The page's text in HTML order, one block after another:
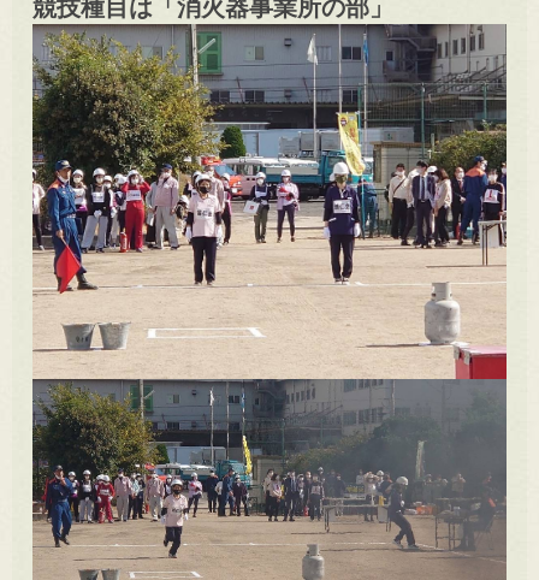
競技種目は「消火器事業所の部」